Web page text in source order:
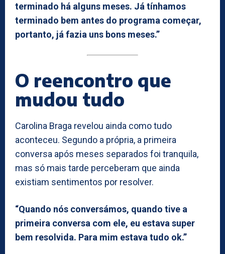
terminado há alguns meses. Já tínhamos
terminado bem antes do programa começar,
portanto, já fazia uns bons meses.”
O reencontro que
mudou tudo
Carolina Braga revelou ainda como tudo
aconteceu. Segundo a própria, a primeira
conversa após meses separados foi tranquila,
mas só mais tarde perceberam que ainda
existiam sentimentos por resolver.
“Quando nós conversámos, quando tive a
primeira conversa com ele, eu estava super
bem resolvida. Para mim estava tudo ok.”